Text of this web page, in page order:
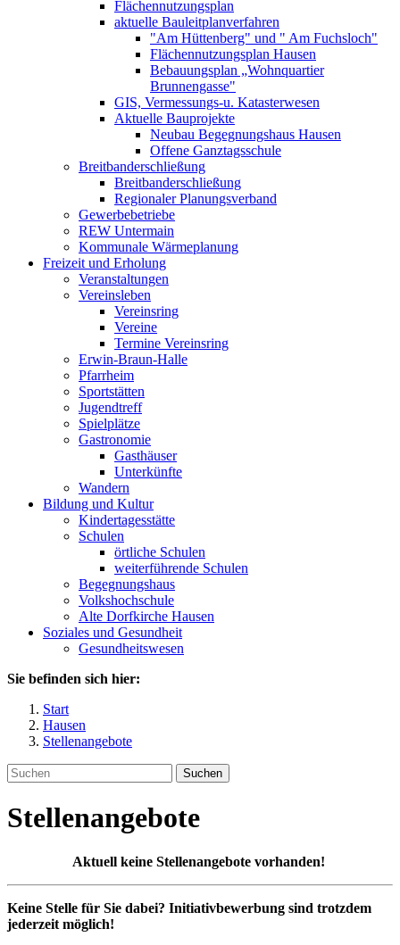
Flächennutzungsplan
aktuelle Bauleitplanverfahren
"Am Hüttenberg" und " Am Fuchsloch"
Flächennutzungsplan Hausen
Bebauungsplan „Wohnquartier
Brunnengasse"
GIS, Vermessungs-u. Katasterwesen
Aktuelle Bauprojekte
Neubau Begegnungshaus Hausen
Offene Ganztagsschule
Breitbanderschließung
Breitbanderschließung
Regionaler Planungsverband
Gewerbebetriebe
REW Untermain
Kommunale Wärmeplanung
Freizeit und Erholung
Veranstaltungen
Vereinsleben
Vereinsring
Vereine
Termine Vereinsring
Erwin-Braun-Halle
Pfarrheim
Sportstätten
Jugendtreff
Spielplätze
Gastronomie
Gasthäuser
Unterkünfte
Wandern
Bildung und Kultur
Kindertagesstätte
Schulen
örtliche Schulen
weiterführende Schulen
Begegnungshaus
Volkshochschule
Alte Dorfkirche Hausen
Soziales und Gesundheit
Gesundheitswesen
Sie befinden sich hier:
Start
Hausen
Stellenangebote
Suchen
Stellenangebote
Aktuell keine Stellenangebote vorhanden!
Keine Stelle für Sie dabei? Initiativbewerbung sind trotzdem
jederzeit möglich!